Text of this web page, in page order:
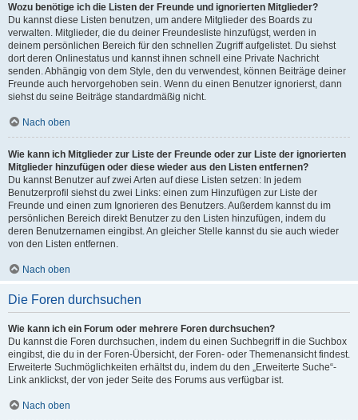
Wozu benötige ich die Listen der Freunde und ignorierten Mitglieder?
Du kannst diese Listen benutzen, um andere Mitglieder des Boards zu
verwalten. Mitglieder, die du deiner Freundesliste hinzufügst, werden in
deinem persönlichen Bereich für den schnellen Zugriff aufgelistet. Du siehst
dort deren Onlinestatus und kannst ihnen schnell eine Private Nachricht
senden. Abhängig von dem Style, den du verwendest, können Beiträge deiner
Freunde auch hervorgehoben sein. Wenn du einen Benutzer ignorierst, dann
siehst du seine Beiträge standardmäßig nicht.
Nach oben
Wie kann ich Mitglieder zur Liste der Freunde oder zur Liste der ignorierten
Mitglieder hinzufügen oder diese wieder aus den Listen entfernen?
Du kannst Benutzer auf zwei Arten auf diese Listen setzen: In jedem
Benutzerprofil siehst du zwei Links: einen zum Hinzufügen zur Liste der
Freunde und einen zum Ignorieren des Benutzers. Außerdem kannst du im
persönlichen Bereich direkt Benutzer zu den Listen hinzufügen, indem du
deren Benutzernamen eingibst. An gleicher Stelle kannst du sie auch wieder
von den Listen entfernen.
Nach oben
Die Foren durchsuchen
Wie kann ich ein Forum oder mehrere Foren durchsuchen?
Du kannst die Foren durchsuchen, indem du einen Suchbegriff in die Suchbox
eingibst, die du in der Foren-Übersicht, der Foren- oder Themenansicht findest.
Erweiterte Suchmöglichkeiten erhältst du, indem du den „Erweiterte Suche“-
Link anklickst, der von jeder Seite des Forums aus verfügbar ist.
Nach oben